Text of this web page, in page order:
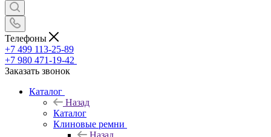
Телефоны
+7 499 113-25-89
+7 980 471-19-42
Заказать звонок
Каталог
Назад
Каталог
Клиновые ремни
Назад